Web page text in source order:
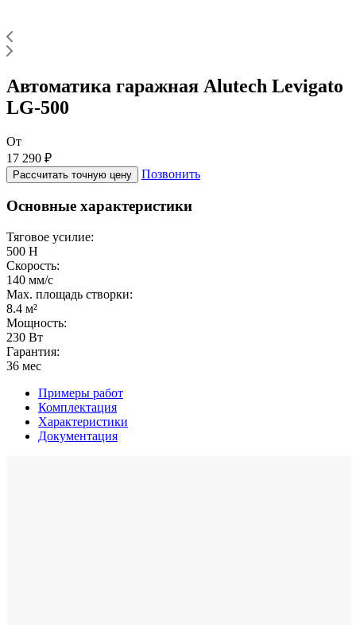
Автоматика гаражная Alutech Levigato
LG-500
От
17 290 ₽
Рассчитать точную цену Позвонить
Основные характеристики
Тяговое усилие:
500 Н
Скорость:
140 мм/с
Max. площадь створки:
8.4 м²
Мощность:
230 Вт
Гарантия:
36 мес
Примеры работ
Комплектация
Характеристики
Документация